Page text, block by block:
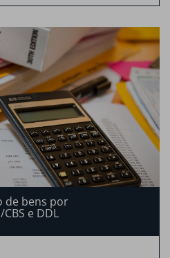
de bens por
e DDL